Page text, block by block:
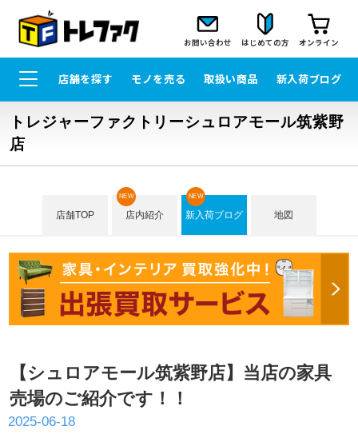
お問い合わせ はじめての方 オンライン
店舗を探す モノを売る 取扱い商品 新入荷ブログ
トレジャーファクトリーシュロアモール筑紫野
店
店舗TOP 店内紹介
NEW
新入荷ブログ
NEW
地図
【シュロアモール筑紫野店】当店の家具
売場のご紹介です！！
2025-06-18